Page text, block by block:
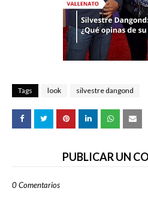
Tags look silvestre dangond
PUBLICAR UN
0 Comentarios